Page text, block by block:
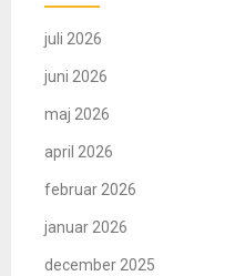
juli 2026
juni 2026
maj 2026
april 2026
februar 2026
januar 2026
december 2025